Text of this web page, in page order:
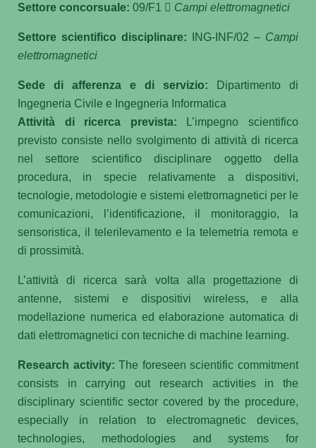
Settore concorsuale: 09/F1  Campi elettromagnetici
Settore scientifico disciplinare: ING-INF/02 – Campi
elettromagnetici
Sede di afferenza e di servizio: Dipartimento di
Ingegneria Civile e Ingegneria Informatica
Attività di ricerca prevista: L’impegno scientifico
previsto consiste nello svolgimento di attività di ricerca
nel settore scientifico disciplinare oggetto della
procedura, in specie relativamente a dispositivi,
tecnologie, metodologie e sistemi elettromagnetici per le
comunicazioni, l’identificazione, il monitoraggio, la
sensoristica, il telerilevamento e la telemetria remota e
di prossimità.
L’attività di ricerca sarà volta alla progettazione di
antenne, sistemi e dispositivi wireless, e alla
modellazione numerica ed elaborazione automatica di
dati elettromagnetici con tecniche di machine learning.
Research activity: The foreseen scientific commitment
consists in carrying out research activities in the
disciplinary scientific sector covered by the procedure,
especially in relation to electromagnetic devices,
technologies, methodologies and systems for